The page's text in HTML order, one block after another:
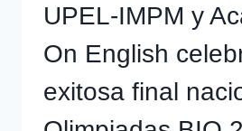
UPEL-IMPM y
On English
exitosa final